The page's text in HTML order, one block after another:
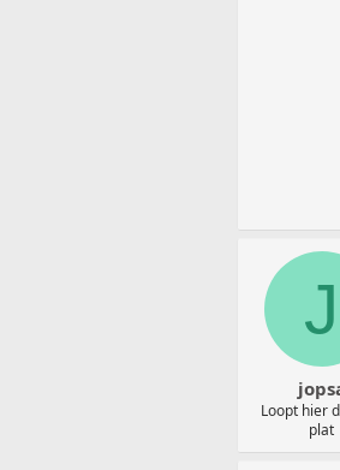
J
Loopt hier
plat